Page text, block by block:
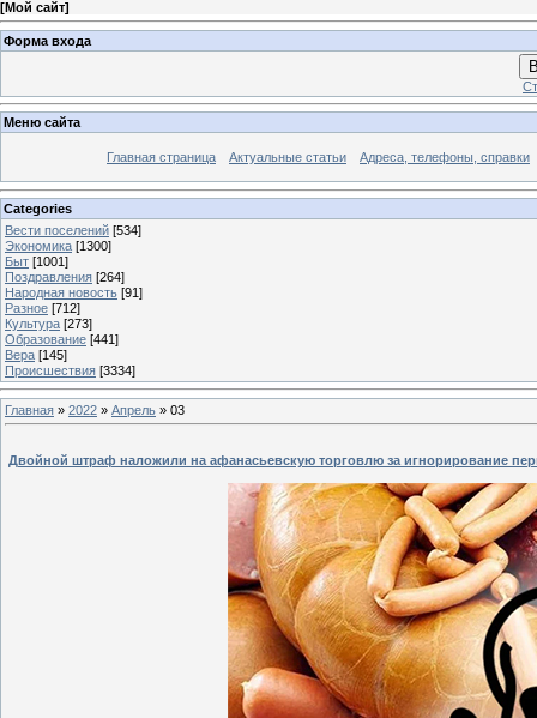
[Мой сайт]
Форма входа
Меню сайта
Главная страница Актуальные статьи Адреса, телефоны, справки
Categories
Вести поселений [534]
Экономика [1300]
Быт [1001]
Поздравления [264]
Народная новость [91]
Разное [712]
Культура [273]
Образование [441]
Вера [145]
Происшествия [3334]
Главная » 2022 » Апрель » 03
Двойной штраф наложили на афанасьевскую торговлю за игнорирование